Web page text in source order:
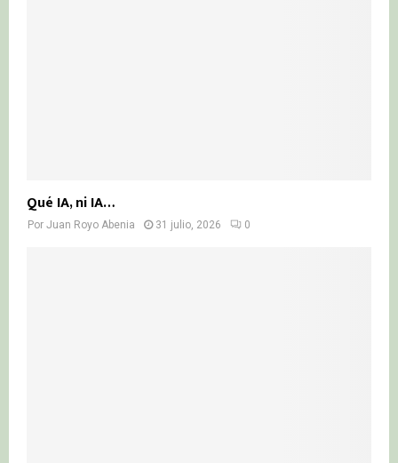
Qué IA, ni IA…
Por Juan Royo Abenia 31 julio, 2026 0